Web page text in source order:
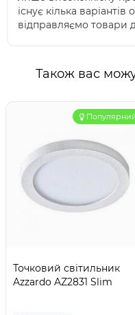
існує кілька
відправляємо товари
Також вас
Точковий світильник
Azzardo AZ2831 Slim